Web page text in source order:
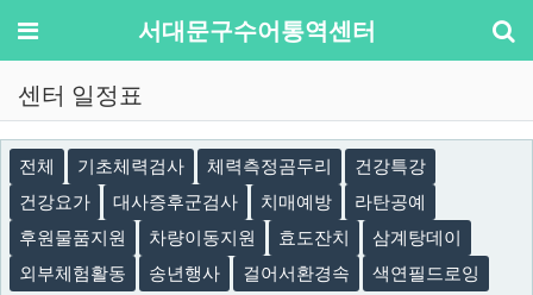
메뉴 서대문구수어통역센터
센터 일정표
전체 기초체력검사 체력측정곰두리
건강특강
건강요가
대사증후군검사 치매예방
라탄공예
후원물품지원
차량이동지원 효도잔치
삼계탕데이
외부체험활동
송년행사 걸어서환경속 색연필드로잉